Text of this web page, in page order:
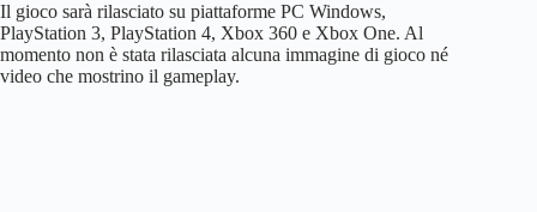
Il gioco sarà rilasciato su piattaforme PC Windows,
PlayStation 3, PlayStation 4, Xbox 360 e Xbox One. Al
momento non è stata rilasciata alcuna immagine di gioco né
video che mostrino il gameplay.